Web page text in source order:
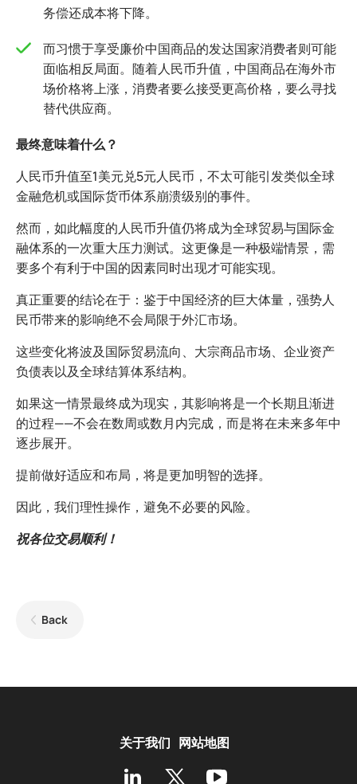
务偿还成本将下降。
而习惯于享受廉价中国商品的发达国家消费者则可能
面临相反局面。随着人民币升值，中国商品在海外市
场价格将上涨，消费者要么接受更高价格，要么寻找
替代供应商。
最终意味着什么？
人民币升值至1美元兑5元人民币，不太可能引发类似全球
金融危机或国际货币体系崩溃级别的事件。
然而，如此幅度的人民币升值仍将成为全球贸易与国际金
融体系的一次重大压力测试。这更像是一种极端情景，需
要多个有利于中国的因素同时出现才可能实现。
真正重要的结论在于：鉴于中国经济的巨大体量，强势人
民币带来的影响绝不会局限于外汇市场。
这些变化将波及国际贸易流向、大宗商品市场、企业资产
负债表以及全球结算体系结构。
如果这一情景最终成为现实，其影响将是一个长期且渐进
的过程——不会在数周或数月内完成，而是将在未来多年中
逐步展开。
提前做好适应和布局，将是更加明智的选择。
因此，我们理性操作，避免不必要的风险。
祝各位交易顺利！
Back
关于我们 网站地图